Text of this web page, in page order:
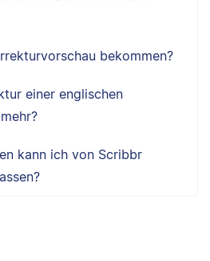
bekommen?
einer englischen
kann ich von Scribbr